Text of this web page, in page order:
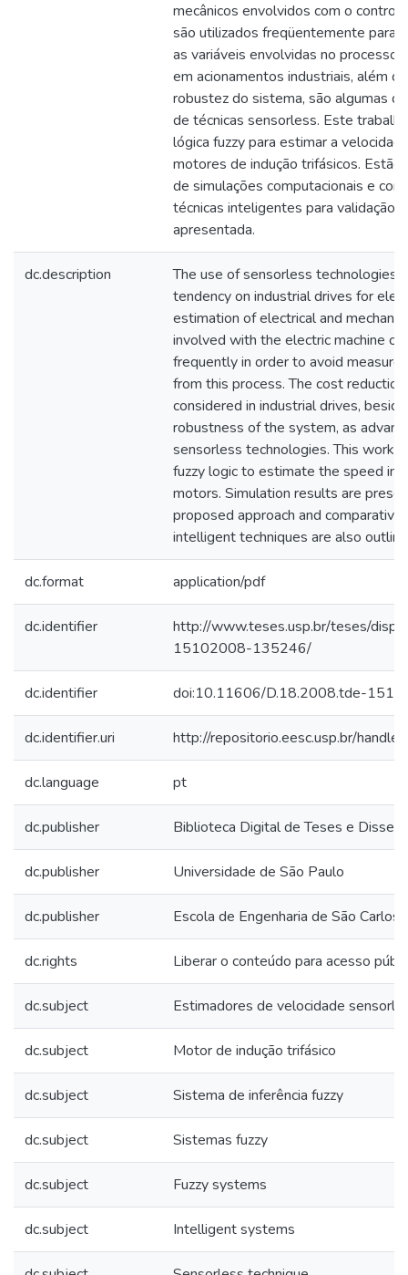
mecânicos envolvidos com o
são utilizados freqüentemente para
as variáveis envolvidas no
em acionamentos industriais, além
robustez do sistema, são algumas
de técnicas sensorless. Este
lógica fuzzy para estimar a
motores de indução trifásicos.
de simulações computacionais e
técnicas inteligentes para validação
apresentada.
dc.description
The use of sensorless technologies
tendency on industrial drives for
estimation of electrical and
involved with the electric machine
frequently in order to avoid
from this process. The cost
considered in industrial drives,
robustness of the system, as
sensorless technologies. This work
fuzzy logic to estimate the speed in
motors. Simulation results are
proposed approach and
intelligent techniques are also
dc.format application/pdf
dc.identifier
http://www.teses.usp.br/teses/
15102008-135246/
dc.identifier doi:10.11606/D.18.2008.tde-
dc.identifier.uri http://repositorio.eesc.usp.br/
dc.language pt
dc.publisher Biblioteca Digital de Teses e
dc.publisher Universidade de São Paulo
dc.publisher Escola de Engenharia de São Carlos
dc.rights Liberar o conteúdo para acesso
dc.subject Estimadores de velocidade
dc.subject Motor de indução trifásico
dc.subject Sistema de inferência fuzzy
dc.subject Sistemas fuzzy
dc.subject Fuzzy systems
dc.subject Intelligent systems